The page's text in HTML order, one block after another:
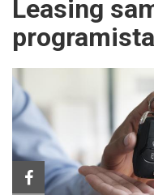
Leasing
programista